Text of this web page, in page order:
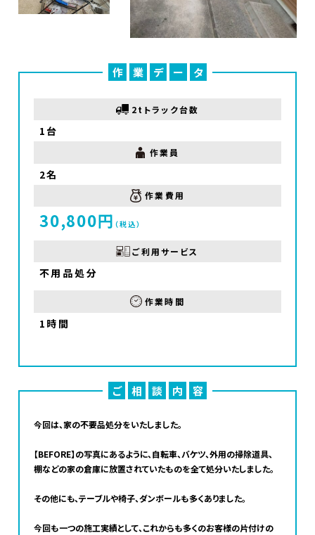
作 業 デ ー タ
2tトラック台数
1台
作業員
2名
作業費用
30,800円 （税込）
ご利用サービス
不用品処分
作業時間
1時間
ご 相 談 内 容
今回は、家の不要品処分をいたしました。
【BEFORE】の写真にあるように、自転車、バケツ、外用の掃除道具、
棚などの家の倉庫に放置されていたものを全て処分いたしました。
その他にも、テーブルや椅子、ダンボールも多くありました。
今回も一つの施工実績として、これからも多くのお客様の片付けの